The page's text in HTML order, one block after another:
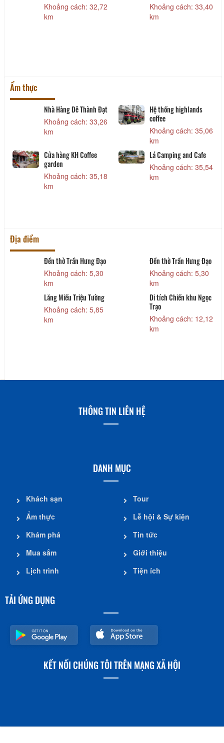
Khoảng cách: 33,40
km
Ẩm thực
Hệ thống highlands
coffee
Lá Camping and Cafe
Khoảng cách: 35,54
km
Nhà hàng Hải sản
Kando - Cơ sở 1
Khoảng cách: 35,57
Dạ Lan Central
Khoảng cách: 36,01
Địa điểm
Đền thờ Trần Hưng Đạo
Khoảng cách: 5,30
Di tích Chiến khu Ngọc
Trạo
Di tích lịch sử Chiến
khu Ngọc Trạo
THÔNG TIN LIÊN HỆ
DANH MỤC
Khách sạn
Ẩm thực
Khám phá
Mua sắm
Lịch trình
Tour
Lễ hội & Sự kiện
Tin tức
Giới thiệu
Tiện ích
TẢI ỨNG DỤNG
KẾT NỐI CHÚNG TÔI TRÊN MẠNG XÃ HỘI